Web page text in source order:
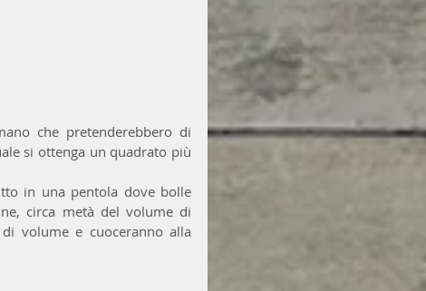
che pretenderebbero di
si ottenga un quadrato più
in una pentola dove bolle
circa metà del volume di
volume e cuoceranno alla